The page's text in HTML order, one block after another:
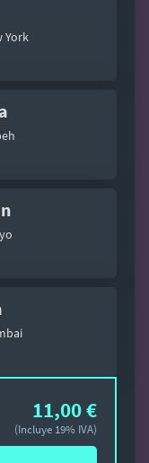
York
11,00 €
(Incluye 19% IVA)